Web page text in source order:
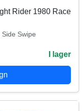
Rider 1980 Race
Swipe
I lager